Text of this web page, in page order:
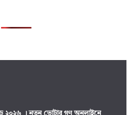
২০২৬ । নতুন ভোটার গণ অনলাইনে